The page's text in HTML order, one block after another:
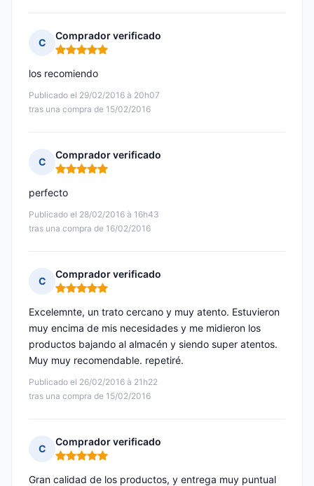
C
Comprador verificado
Nota: 5 de 5
Publicado el 29/02/2016 à 20h07
tras una compra de 15/02/2016
los recomiendo
C
Comprador verificado
Nota: 5 de 5
Publicado el 28/02/2016 à 16h43
tras una compra de 16/02/2016
perfecto
C
Comprador verificado
Nota: 5 de 5
Publicado el 26/02/2016 à 21h22
tras una compra de 15/02/2016
Excelemnte, un trato cercano y muy atento. Estuvieron
muy encima de mis necesidades y me midieron los
productos bajando al almacén y siendo super atentos.
Muy muy recomendable. repetiré.
C
Comprador verificado
Nota: 5 de 5
Gran calidad de los productos, y entrega muy puntual